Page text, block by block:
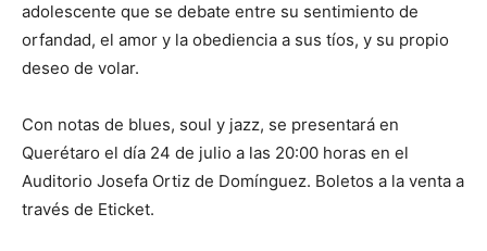
adolescente que se debate entre su sentimiento de
orfandad, el amor y la obediencia a sus tíos, y su propio
deseo de volar.
Con notas de blues, soul y jazz, se presentará en
Querétaro el día 24 de julio a las 20:00 horas en el
Auditorio Josefa Ortiz de Domínguez. Boletos a la venta a
través de Eticket.